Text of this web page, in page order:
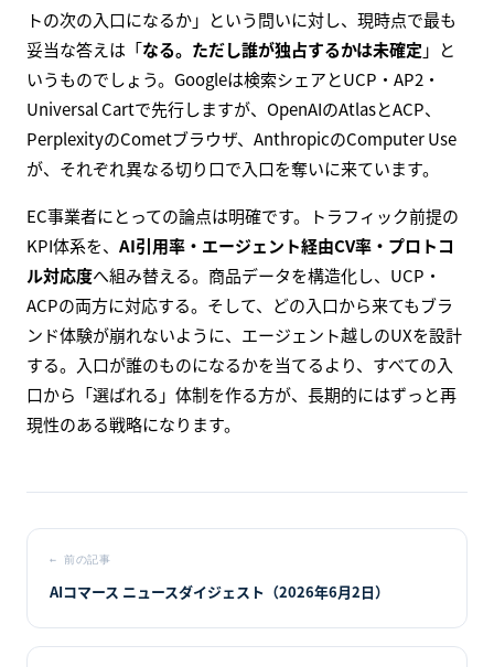
トの次の入口になるか」という問いに対し、現時点で最も
妥当な答えは「なる。ただし誰が独占するかは未確定 」と
いうものでしょう。Googleは検索シェアとUCP・AP2・
Universal Cartで先行しますが、OpenAIのAtlasとACP、
PerplexityのCometブラウザ、AnthropicのComputer Use
が、それぞれ異なる切り口で入口を奪いに来ています。
EC事業者にとっての論点は明確です。トラフィック前提の
KPI体系を、 AI引用率・エージェント経由CV率・プロトコ
ル対応度へ組み替える。商品データを構造化し、UCP・
ACPの両方に対応する。そして、どの入口から来てもブラ
ンド体験が崩れないように、エージェント越しのUXを設計
する。入口が誰のものになるかを当てるより、すべての入
口から「選ばれる」体制を作る方が、長期的にはずっと再
現性のある戦略になります。
←前の記事
AIコマース ニュースダイジェスト（2026年6月2日）